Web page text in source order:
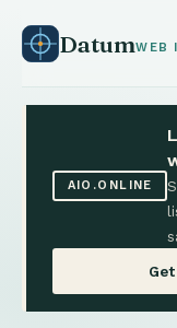
DatumWEB
AIO.ONLINE